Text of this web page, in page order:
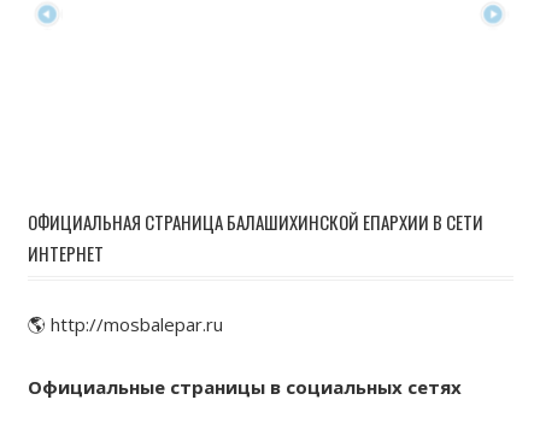
ОФИЦИАЛЬНАЯ СТРАНИЦА БАЛАШИХИНСКОЙ ЕПАРХИИ В СЕТИ
ИНТЕРНЕТ
🌎 http://mosbalepar.ru
Официальные страницы в социальных сетях